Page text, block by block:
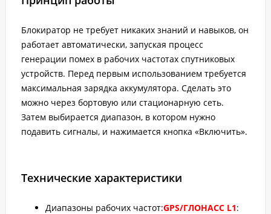
Блокиратор не требует никаких знаний и навыков, он
работает автоматически, запуская процесс
генерации помех в рабочих частотах спутниковых
устройств. Перед первым использованием требуется
максимальная зарядка аккумулятора. Сделать это
можно через бортовую или стационарную сеть.
Затем выбирается диапазон, в котором нужно
подавить сигналы, и нажимается кнопка «Включить».
Технические характеристики
Диапазоны рабочих частот:GPS/ГЛОНАСС L1: